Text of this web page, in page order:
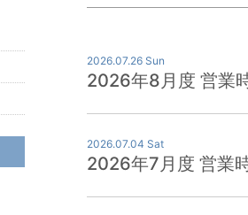
2026.07.26 Sun
2026年8月度 営業
2026.07.04 Sat
2026年7月度 営業